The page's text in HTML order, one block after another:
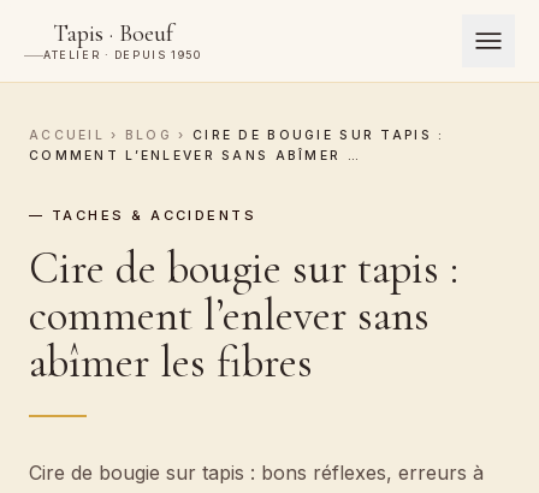
Tapis · Boeuf
ATELIER · DEPUIS 1950
ACCUEIL › BLOG ›
CIRE DE BOUGIE SUR TAPIS :
COMMENT L’ENLEVER SANS ABÎMER …
— TACHES & ACCIDENTS
Cire de bougie sur tapis :
comment l’enlever sans
abîmer les fibres
Cire de bougie sur tapis : bons réflexes, erreurs à